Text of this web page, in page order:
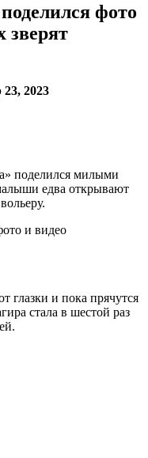
фото
зверят
2023
поделился милыми
едва открывают
и пока прячутся
стала в шестой раз